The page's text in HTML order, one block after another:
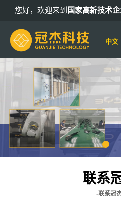
您好，欢迎来到 国家高新技术
中文
联系
-联系冠